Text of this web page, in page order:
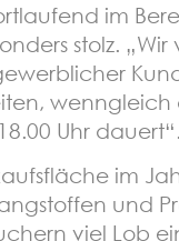
im
stolz.
Uhr dauert“.
im
und
viel Lob